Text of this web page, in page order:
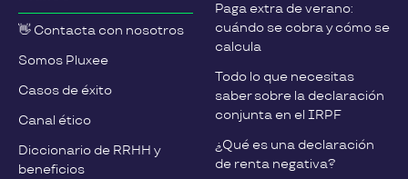
👋 Contacta con nosotros
Somos Pluxee
Casos de éxito
Canal ético
Diccionario de RRHH y
beneficios
Paga extra de verano:
cuándo se cobra y cómo se
calcula
Todo lo que necesitas
saber sobre la declaración
conjunta en el IRPF
¿Qué es una declaración
de renta negativa?